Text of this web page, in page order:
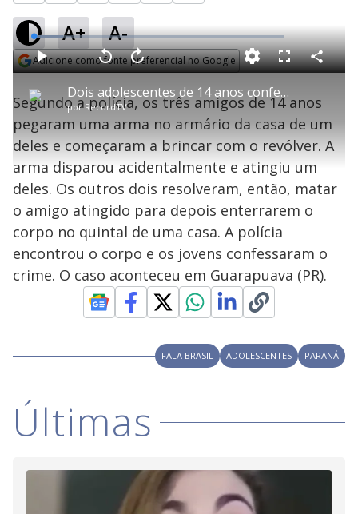
A+ A-
Adicione como fonte preferencial no Google
P
l
a
y
V
i
d
e
o
Dois adolescentes de 14 anos confessam a morte de amigo no Paraná
porRecordTV
P V
t
a
r
0
e
g
u
n
d
s
A
n
a
1
s
e
u
n
d
o
s
M
u
d
o
L
o
a
d
e
1
.
6
9
F
l
c
n
C
o
a
r
i
l
a
Segundo a polícia, os três amigos de 14 anos
pegaram uma arma no armário da casa de um
deles e começaram a brincar com o revólver. A
arma disparou acidentalmente e atingiu um
deles. Os outros dois resolveram, então, matar
o amigo atingido para depois enterrarem o
corpo no quintal de uma casa. A polícia
encontrou o corpo e os jovens confessaram o
crime. O caso aconteceu em Guarapuava (PR).
FALA BRASIL ADOLESCENTES PARANÁ
Últimas